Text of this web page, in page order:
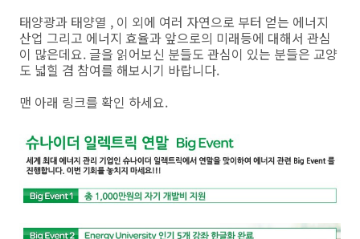
태양광과 태양열 , 이 외에 여러 자연으로 부터 얻는 에너지
산업 그리고 에너지 효율과 앞으로의 미래등에 대해서 관심
이 많은데요. 글을 읽어보신 분들도 관심이 있는 분들은 교양
도 넓힐 겸 참여를 해보시기 바랍니다.
맨 아래 링크를 확인 하세요.